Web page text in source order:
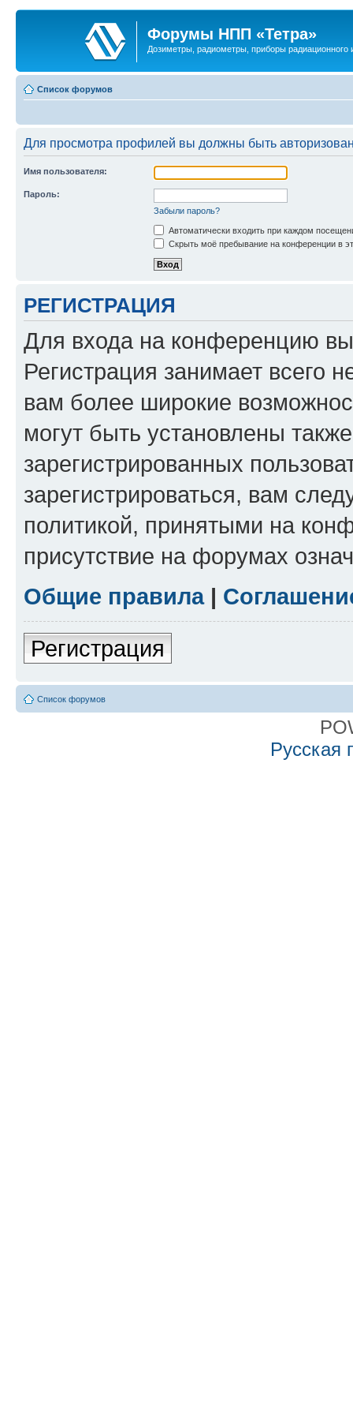
Форумы НПП «Тетра»
Дозиметры, радиометры, приборы радиационного
Список форумов
Для просмотра профилей вы должны быть
Имя пользователя:
Пароль:
Забыли пароль?
Автоматически входить при каждом
Скрыть моё пребывание на конференции в
РЕГИСТРАЦИЯ
Для входа на конференцию
Регистрация занимает всего
вам более широкие
могут быть установлены
зарегистрированных
зарегистрироваться, вам
политикой, принятыми на
присутствие на форумах
Общие правила|
Регистрация
Список форумов
Русская